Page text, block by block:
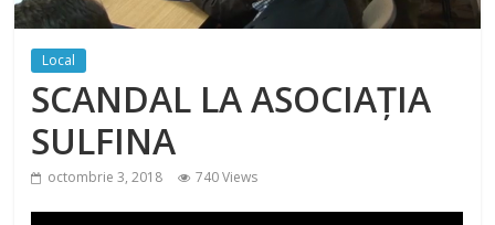
Local
SCANDAL LA ASOCIAȚIA
SULFINA
octombrie 3, 2018 740 Views